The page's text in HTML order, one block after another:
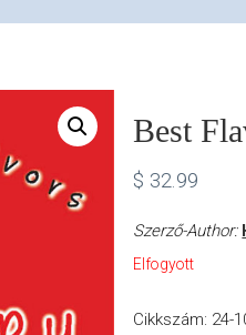
Best
$ 32.99
Szerző-Author:
Elfogyott
Cikkszám: 24-